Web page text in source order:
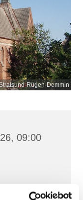
Rügen-Demmin
09:00
auf